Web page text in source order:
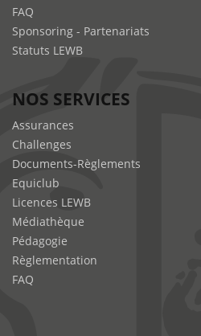
FAQ
Sponsoring - Partenariats
Statuts LEWB
NOS SERVICES
Assurances
Challenges
Documents-Règlements
Equiclub
Licences LEWB
Médiathèque
Pédagogie
Règlementation
FAQ